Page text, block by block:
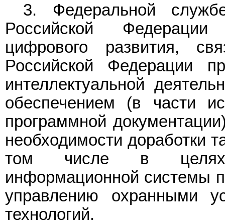
3. Федеральной
Российской Федерации
цифрового развития,
Российской Федерации
интеллектуальной
обеспечением (в части
программной
необходимости доработки
том числе в целях
информационной системы
управлению охранными
технологий.